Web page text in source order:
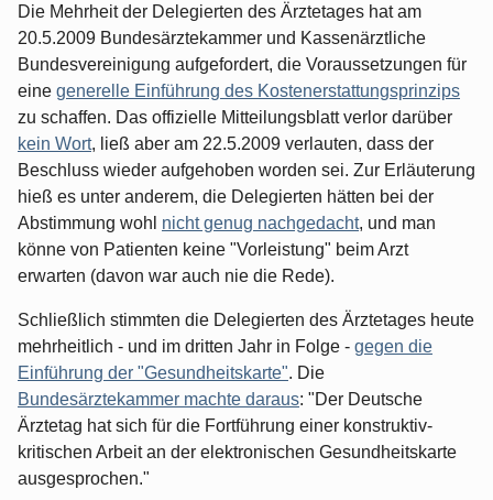
Die Mehrheit der Delegierten des Ärztetages hat am
20.5.2009 Bundesärztekammer und Kassenärztliche
Bundesvereinigung aufgefordert, die Voraussetzungen für
eine generelle Einführung des Kostenerstattungsprinzips
zu schaffen. Das offizielle Mitteilungsblatt verlor darüber
kein Wort, ließ aber am 22.5.2009 verlauten, dass der
Beschluss wieder aufgehoben worden sei. Zur Erläuterung
hieß es unter anderem, die Delegierten hätten bei der
Abstimmung wohl nicht genug nachgedacht, und man
könne von Patienten keine "Vorleistung" beim Arzt
erwarten (davon war auch nie die Rede).
Schließlich stimmten die Delegierten des Ärztetages heute
mehrheitlich - und im dritten Jahr in Folge - gegen die
Einführung der "Gesundheitskarte". Die
Bundesärztekammer machte daraus: "Der Deutsche
Ärztetag hat sich für die Fortführung einer konstruktiv-
kritischen Arbeit an der elektronischen Gesundheitskarte
ausgesprochen."